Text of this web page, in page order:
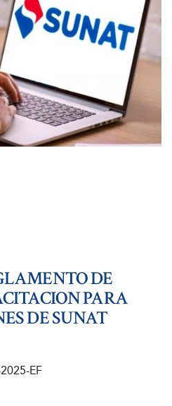
DE
PARA
DE SUNAT
EF